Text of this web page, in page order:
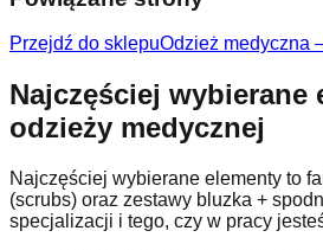
Przejdź do sklepuOdzież medyczna
Najczęściej wybierane
odzieży medycznej
Najczęściej wybierane elementy to
(scrubs) oraz zestawy bluzka +
specjalizacji i tego, czy w pracy